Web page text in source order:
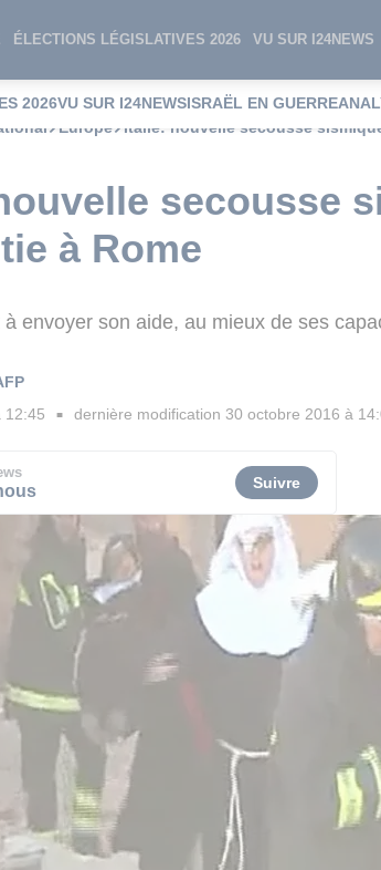
ÉLECTIONS LÉGISLATIVES 2026 VU SUR I24NEWS
2026VU SUR I24NEWSISRAËL EN GUERRE
Europe Italie: nouvelle secousse
secousse
à Rome
envoyer son aide, au mieux de ses
12:45 ■ dernière modification 30 octobre 2016 à
Suivre